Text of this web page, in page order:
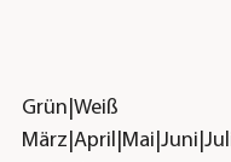
Grün|Weiß